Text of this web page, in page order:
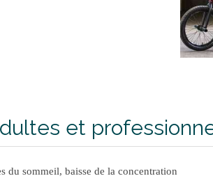
et
du sommeil, baisse de la concentration